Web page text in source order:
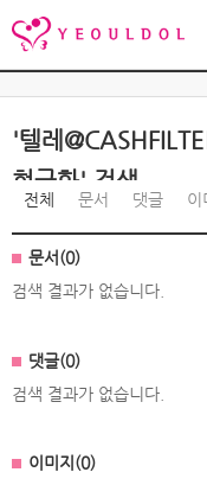
'텔레
현금화' 검색
전체 문서 댓글 이
문서(0)
검색 결과가 없습니다.
댓글(0)
검색 결과가 없습니다.
이미지(0)